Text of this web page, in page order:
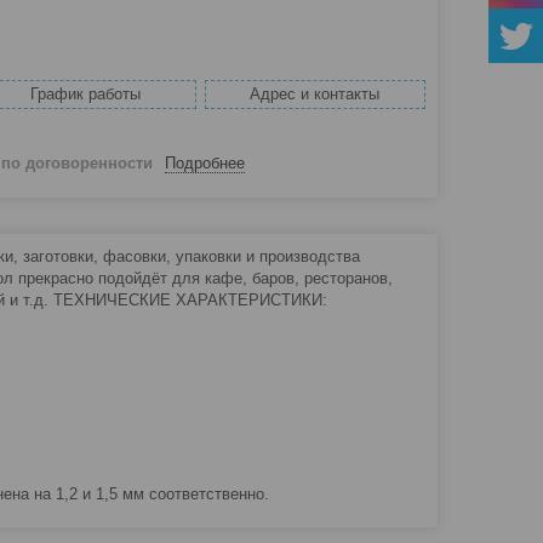
График работы Адрес и контакты
по договоренности Подробнее
заготовки, фасовки, упаковки и производства
прекрасно подойдёт для кафе, баров, ресторанов,
и т.д. ТЕХНИЧЕСКИЕ ХАРАКТЕРИСТИКИ:
на 1,2 и 1,5 мм соответственно.